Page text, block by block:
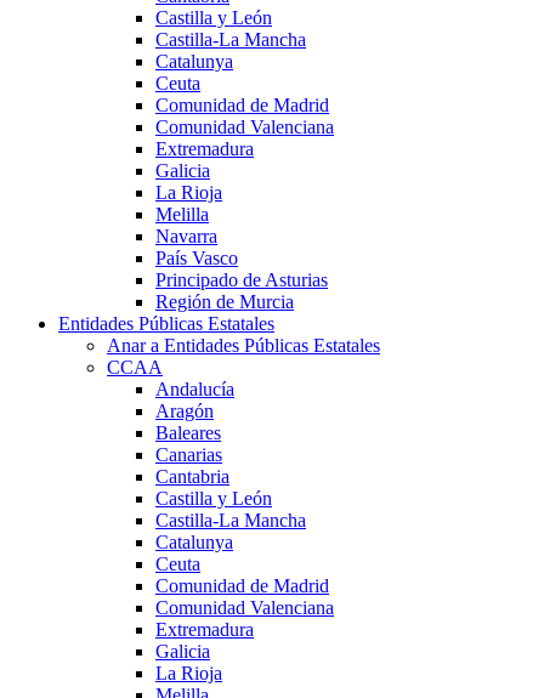
Castilla y León
Castilla-La Mancha
Catalunya
Ceuta
Comunidad de Madrid
Comunidad Valenciana
Extremadura
Galicia
La Rioja
Melilla
Navarra
País Vasco
Principado de Asturias
Región de Murcia
Entidades Públicas Estatales
Anar a Entidades Públicas Estatales
CCAA
Andalucía
Aragón
Baleares
Canarias
Cantabria
Castilla y León
Castilla-La Mancha
Catalunya
Ceuta
Comunidad de Madrid
Comunidad Valenciana
Extremadura
Galicia
La Rioja